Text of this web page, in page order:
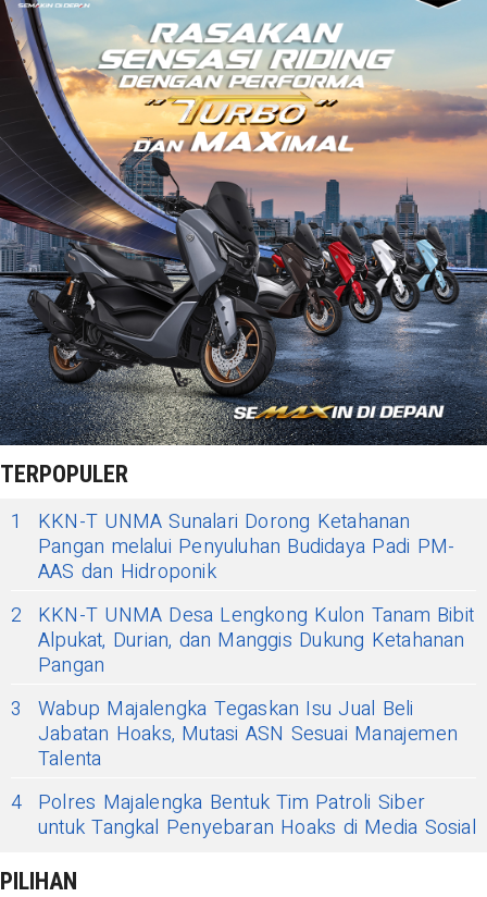
TERPOPULER
1
KKN-T UNMA Sunalari Dorong Ketahanan
Pangan melalui Penyuluhan Budidaya Padi PM-
AAS dan Hidroponik
2
KKN-T UNMA Desa Lengkong Kulon Tanam Bibit
Alpukat, Durian, dan Manggis Dukung Ketahanan
Pangan
3
Wabup Majalengka Tegaskan Isu Jual Beli
Jabatan Hoaks, Mutasi ASN Sesuai Manajemen
Talenta
4 Polres Majalengka Bentuk Tim Patroli Siber
untuk Tangkal Penyebaran Hoaks di Media Sosial
PILIHAN